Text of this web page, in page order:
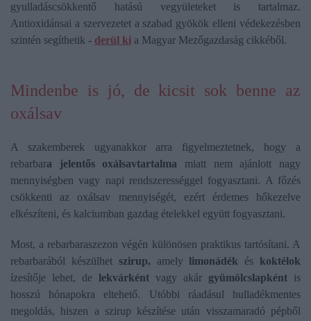
gyulladáscsökkentő hatású vegyületeket is tartalmaz.
Antioxidánsai a szervezetet a szabad gyökök elleni védekezésben
szintén segíthetik - derül ki a Magyar Mezőgazdaság cikkéből.
Mindenbe is jó, de kicsit sok benne az
oxálsav
A szakemberek ugyanakkor arra figyelmeztetnek, hogy a
rebarbara jelentős oxálsavtartalma miatt nem ajánlott nagy
mennyiségben vagy napi rendszerességgel fogyasztani. A főzés
csökkenti az oxálsav mennyiségét, ezért érdemes hőkezelve
elkészíteni, és kalciumban gazdag ételekkel együtt fogyasztani.
Most, a rebarbaraszezon végén különösen praktikus tartósítani. A
rebarbarából készülhetszirup, amelylimonádék és koktélok
ízesítője lehet, de lekvárként vagy akár gyümölcslapként is
hosszú hónapokra eltehető. Utóbbi ráadásul hulladékmentes
megoldás, hiszen a szirup készítése után visszamaradó pépből